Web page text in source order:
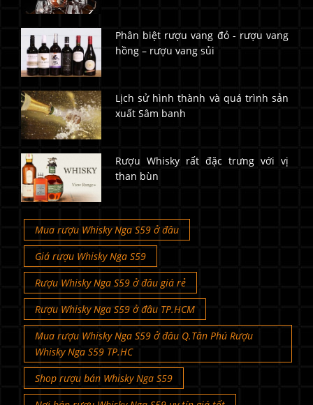
Phân biệt rượu vang đỏ - rượu vang
hồng – rượu vang sủi
Lịch sử hình thành và quá trình sản
xuất Sâm banh
Rượu Whisky rất đặc trưng với vị
than bùn
Mua rượu Whisky Nga S59 ở đâu
Giá rượu Whisky Nga S59
Rượu Whisky Nga S59 ở đâu giá rẻ
Rượu Whisky Nga S59 ở đâu TP.HCM
Mua rượu Whisky Nga S59 ở đâu Q.Tân Phú Rượu
Whisky Nga S59 TP.HC
Shop rượu bán Whisky Nga S59